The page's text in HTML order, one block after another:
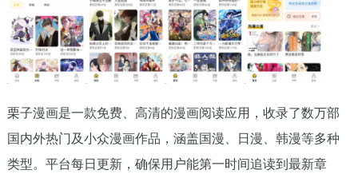
栗子漫画是一款免费、高清的漫画阅读应用，收录了数万部
国内外热门及小众漫画作品，涵盖国漫、日漫、韩漫等多种
类型。平台每日更新，确保用户能第一时间追读到最新章